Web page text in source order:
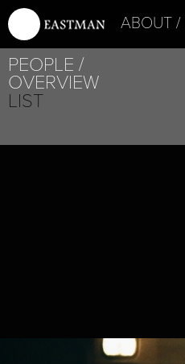
ABOUT
PEOPLE
OVERVIEW
LIST